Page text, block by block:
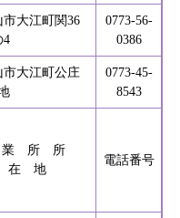
市大江町関36
4
0773-56-
0386
市大江町公庄
0773-45-
8543
所 所
在 地
電話番号